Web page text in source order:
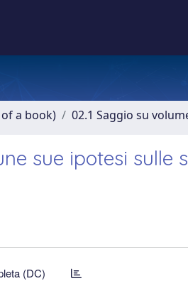
a book) 02.1 Saggio su
sue ipotesi sulle
(DC)